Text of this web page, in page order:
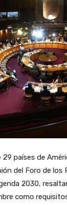
países de
del Foro de los
2030,
como